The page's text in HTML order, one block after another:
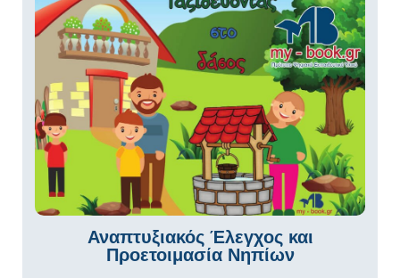
Αναπτυξιακός Έλεγχος και
Προετοιμασία Νηπίων